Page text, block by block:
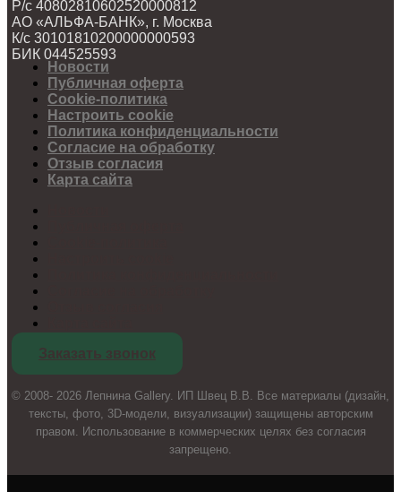
Р/с 40802810602520000812
АО «АЛЬФА-БАНК», г. Москва
К/с 30101810200000000593
БИК 044525593
Новости
Публичная оферта
Cookie-политика
Настроить cookie
Политика конфиденциальности
Согласие на обработку
Отзыв согласия
Карта сайта
Заказать звонок
© 2008- 2026 Лепнина Gallery. ИП Швец В.В. Все материалы (дизайн,
тексты, фото, 3D-модели, визуализации) защищены авторским
правом. Использование в коммерческих целях без согласия
запрещено.